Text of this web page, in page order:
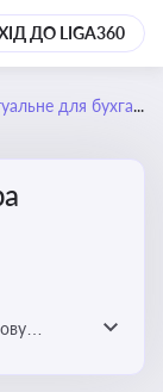
ДО LIGA360
для бухгалтера